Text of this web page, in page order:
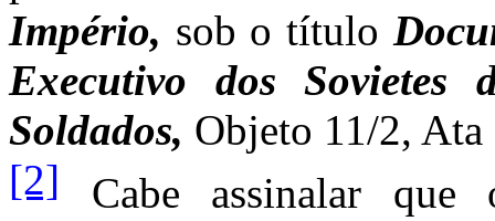
Império, sob o título
Executivo dos Sovietes
Soldados, Objeto 11/2, Ata
[2] Cabe assinalar